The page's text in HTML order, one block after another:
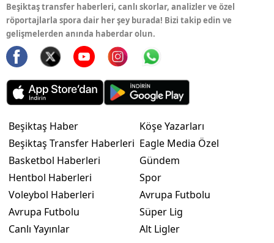
Beşiktaş transfer haberleri, canlı skorlar, analizler ve özel
röportajlarla spora dair her şey burada! Bizi takip edin ve
gelişmelerden anında haberdar olun.
Beşiktaş Haber
Beşiktaş Transfer Haberleri
Basketbol Haberleri
Hentbol Haberleri
Voleybol Haberleri
Avrupa Futbolu
Canlı Yayınlar
Köşe Yazarları
Eagle Media Özel
Gündem
Spor
Avrupa Futbolu
Süper Lig
Alt Ligler